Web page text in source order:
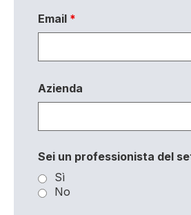
Email *
Azienda
Sei un professionista del
Sì
No